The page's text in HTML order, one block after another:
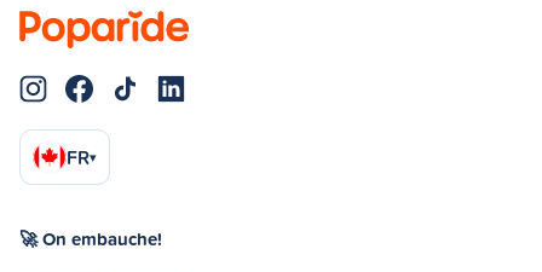
FR▾
🚀 On embauche!